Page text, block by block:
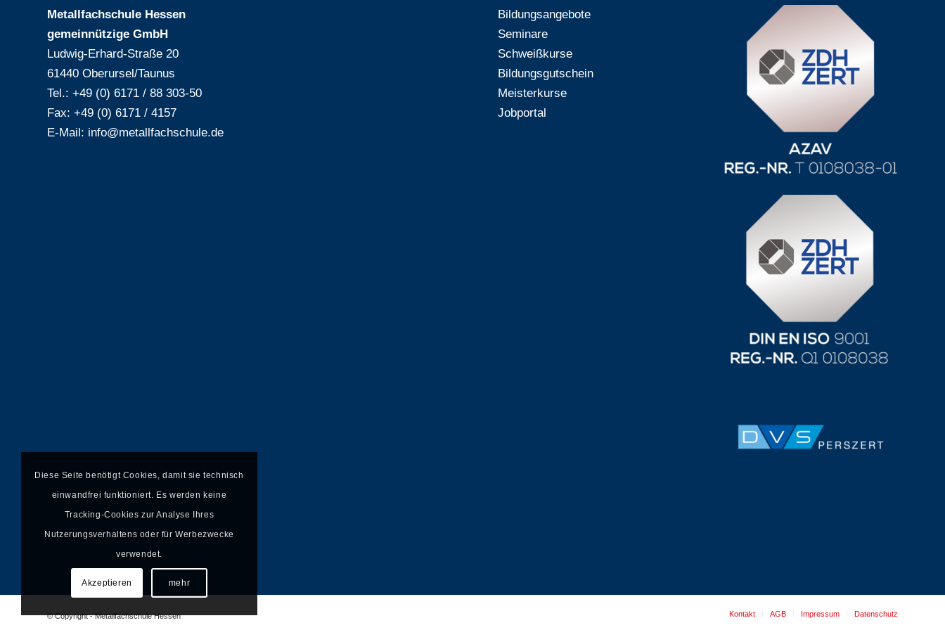
Metallfachschule Hessen
gemeinnützige GmbH
Ludwig-Erhard-Straße 20
61440 Oberursel/Taunus
Tel.: +49 (0) 6171 / 88 303-50
Fax: +49 (0) 6171 / 4157
E-Mail: info@metallfachschule.de
Bildungsangebote
Seminare
Schweißkurse
Bildungsgutschein
Meisterkurse
Jobportal
© Copyright - Metallfachschule Hessen Kontakt AGB Impressum Datenschutz
Diese Seite benötigt Cookies, damit sie technisch
einwandfrei funktioniert. Es werden keine
Tracking-Cookies zur Analyse Ihres
Nutzerungsverhaltens oder für Werbezwecke
verwendet.
Akzeptieren mehr